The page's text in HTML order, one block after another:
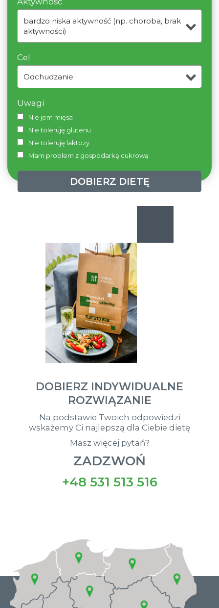
bardzo niska aktywność (np. choroba, brak
aktywności)
Cel
Odchudzanie
Uwagi
Nie jem mięsa
Nie toleruję glutenu
Nie toleruję laktozy
Mam problem z gospodarką cukrową
DOBIERZ DIETĘ
DOBIERZ INDYWIDUALNE
ROZWIĄZANIE
Na podstawie Twoich odpowiedzi
wskażemy Ci najlepszą dla Ciebie dietę
Masz więcej pytań?
ZADZWOŃ
+48 531 513 516